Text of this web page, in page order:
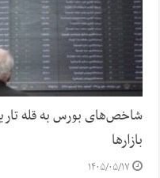
شاخص‌های بورس به قله
بازارها
۱۴۰۵/۰۵/۱۷